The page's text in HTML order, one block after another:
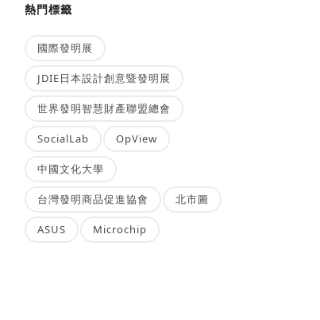
熱門標籤
國際發明展
JDIE日本設計創意暨發明展
世界發明智慧財產聯盟總會
SocialLab OpView
中國文化大學
台灣發明商品促進協會 北市圖
ASUS Microchip